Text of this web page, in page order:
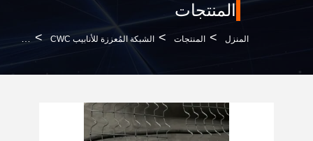
المنتجات
المنزل > المنتجات > الشبكة المُعززة للأنابيب CWC > شبكة CWC مُعززة ملحومة بنقطة 2.4 مم ISO 9001 شبكة طلاء خط الأنابيب